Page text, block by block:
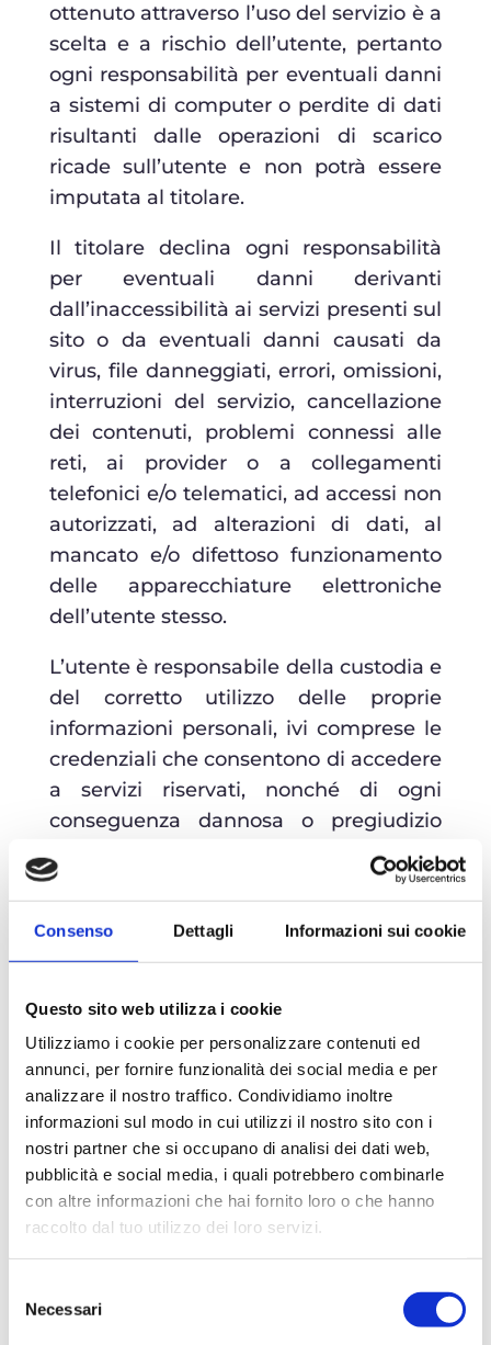
Consenso Dettagli Informazioni sui cookie
Questo sito web utilizza i cookie
Utilizziamo i cookie per personalizzare contenuti ed
annunci, per fornire funzionalità dei social media e per
analizzare il nostro traffico. Condividiamo inoltre
informazioni sul modo in cui utilizzi il nostro sito con i
nostri partner che si occupano di analisi dei dati web,
pubblicità e social media, i quali potrebbero combinarle
con altre informazioni che hai fornito loro o che hanno
raccolto dal tuo utilizzo dei loro servizi.
delNecessari
ottenuto attraverso l’uso del servizio è a
scelta e a rischio dell’utente, pertanto
ogni responsabilità per eventuali danni
a sistemi di computer o perdite di dati
risultanti dalle operazioni di scarico
ricade sull’utente e non potrà essere
imputata al titolare.
Il titolare declina ogni responsabilità
per eventuali danni derivanti
dall’inaccessibilità ai servizi presenti sul
sito o da eventuali danni causati da
virus, file danneggiati, errori, omissioni,
interruzioni del servizio, cancellazione
dei contenuti, problemi connessi alle
reti, ai provider o a collegamenti
telefonici e/o telematici, ad accessi non
autorizzati, ad alterazioni di dati, al
mancato e/o difettoso funzionamento
delle apparecchiature elettroniche
dell’utente stesso.
L’utente è responsabile della custodia e
del corretto utilizzo delle proprie
informazioni personali, ivi comprese le
credenziali che consentono di accedere
a servizi riservati, nonché di ogni
conseguenza dannosa o pregiudizio
che dovesse derivare a carico di
www.studiowed.it ovvero di terzi a
smarrimento, sottrazione di tali
ogni ragionevole accorgimento per
evitare che siano pubblicati sul sito
contenuti ed immagini che possano
essere ritenuti lesivi del decoro, dei
diritti umani e della dignità delle
persone, in tutte le possibili forme ed
espressioni. In ogni caso, qualora i
della sensibilità religiosa o etica o del
decoro, l’utente è pregato di